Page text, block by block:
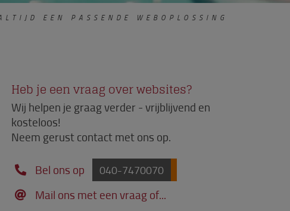
EEN PASSENDE WEBOPLOSSING
Heb je een vraag over websites?
Wij helpen je graag verder - vrijblijvend en
kosteloos!
Neem gerust contact met ons op.
Bel ons op 040-7470070
Mail ons met een vraag of...